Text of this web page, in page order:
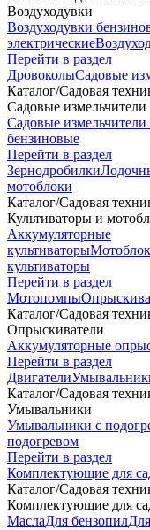
Воздуходувки
Воздуходувки
электрические
Перейти в раздел
ДровоколыСадовые
Каталог/Садовая
Садовые измельчители
Садовые измельчители
бензиновые
Перейти в раздел
Зернодробилки
мотоблоки
Каталог/Садовая
Культиваторы и
Аккумуляторные
культиваторы
культиваторы
Перейти в раздел
Мотопомпы
Каталог/Садовая
Опрыскиватели
Аккумуляторные
Перейти в раздел
Двигатели
Каталог/Садовая
Умывальники
Умывальники с
подогревом
Перейти в раздел
Комплектующие для
Каталог/Садовая
Комплектующие для
МаслаДля бензопил